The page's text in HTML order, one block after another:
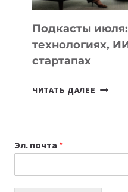
ДЛЯ
УЧЕБЫ
Подкасты
технологиях,
стартапах
ЧИТАТЬ ДАЛЕЕ
ИИ-
Эл. почта *